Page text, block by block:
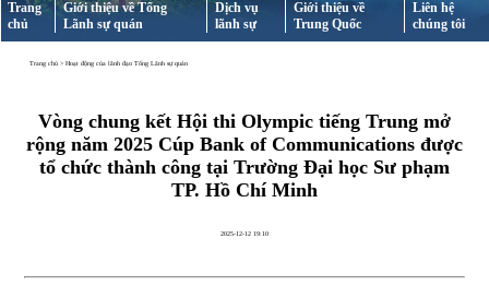
Trang
chủ
Giới thiệu về Tổng
Lãnh sự quán
Dịch vụ
lãnh sự
Giới thiệu về
Trung Quốc
Liên hệ
chúng tôi
Trang chủ > Hoạt động của lãnh đạo Tổng Lãnh sự quán
Vòng chung kết Hội thi Olympic tiếng Trung mở
rộng năm 2025 Cúp Bank of Communications được
tổ chức thành công tại Trường Đại học Sư phạm
TP. Hồ Chí Minh
2025-12-12 19:10